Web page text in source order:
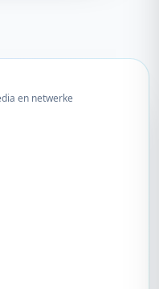
en netwerke